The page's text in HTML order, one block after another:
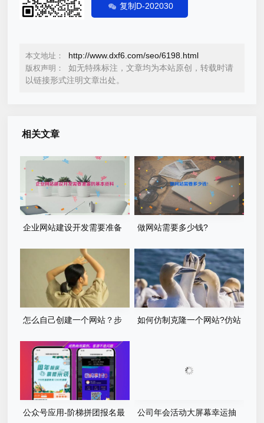
复制D-202030
本文地址： http://www.dxf6.com/seo/6198.html
版权声明：
如无特殊标注，文章均为本站原创，转载时请
以链接形式注明文章出处。
相关文章
企业网站建设开发需要准备
做网站需要多少钱?
怎么自己创建一个网站？步
如何仿制克隆一个网站?仿站
公众号应用-阶梯拼团报名最
公司年会活动大屏幕幸运抽